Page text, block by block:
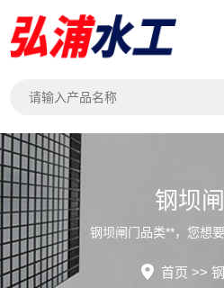
钢坝
钢坝闸门品类**，您想
首页 >>